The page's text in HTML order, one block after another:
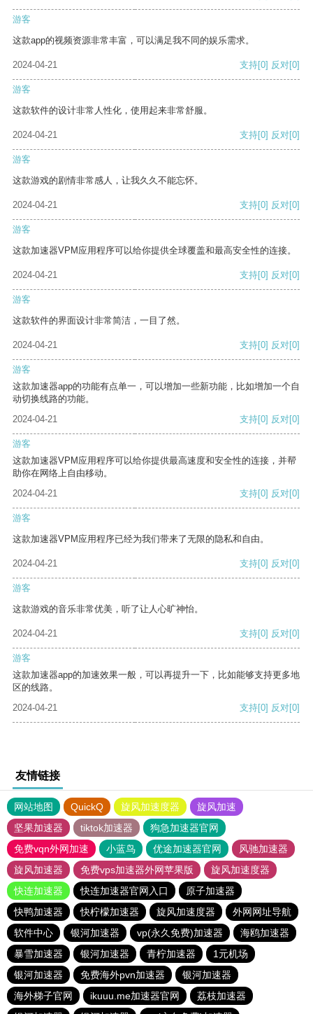
游客
这款app的视频资源非常丰富，可以满足我不同的娱乐需求。
2024-04-21 支持[0] 反对[0]
游客
这款软件的设计非常人性化，使用起来非常舒服。
2024-04-21 支持[0] 反对[0]
游客
这款游戏的剧情非常感人，让我久久不能忘怀。
2024-04-21 支持[0] 反对[0]
游客
这款加速器VPM应用程序可以给你提供全球覆盖和最高安全性的连接。
2024-04-21 支持[0] 反对[0]
游客
这款软件的界面设计非常简洁，一目了然。
2024-04-21 支持[0] 反对[0]
游客
这款加速器app的功能有点单一，可以增加一些新功能，比如增加一个自
动切换线路的功能。
2024-04-21
支持[0] 反对[0]
游客
这款加速器VPM应用程序可以给你提供最高速度和安全性的连接，并帮
助你在网络上自由移动。
2024-04-21
支持[0] 反对[0]
游客
这款加速器VPM应用程序已经为我们带来了无限的隐私和自由。
2024-04-21 支持[0] 反对[0]
游客
这款游戏的音乐非常优美，听了让人心旷神怡。
2024-04-21 支持[0] 反对[0]
游客
这款加速器app的加速效果一般，可以再提升一下，比如能够支持更多地
区的线路。
2024-04-21
支持[0] 反对[0]
友情链接
网站地图 QuickQ 旋风加速度器
旋风加速
坚果加速器
tiktok加速器
狗急加速器官网
免费vqn外网加速
小蓝鸟 优途加速器官网
风驰加速器
旋风加速器
免费vps加速器外网苹果版
旋风加速度器
快连加速器
快连加速器官网入口
原子加速器
快鸭加速器
快柠檬加速器 旋风加速度器
外网网址导航
软件中心
银河加速器 vp(永久免费)加速器
海鸥加速器
暴雪加速器
银河加速器 青柠加速器
1元机场
银河加速器
免费海外pvn加速器
银河加速器
海外梯子官网
ikuuu.me加速器官网
荔枝加速器